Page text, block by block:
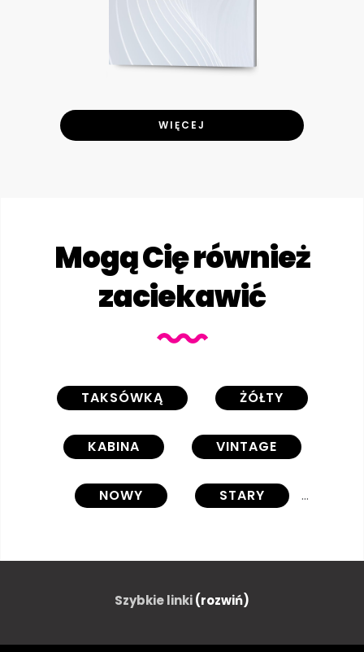
WIĘCEJ
Mogą Cię również
zaciekawić
TAKSÓWKĄ ŻÓŁTY
KABINA VINTAGE
NOWY STARY
NA BIAŁYM TLE STARODAWNY
GRÓD RETRO
Szybkie linki(rozwiń)